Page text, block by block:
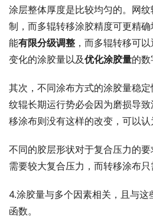
涂层整体厚度是比较均匀的。网
制，而多辊转移涂胶精度可更精
能有限分级调整 ，而多辊转移可
变化的涂胶量以及优化涂胶量的数
其次，不同涂布方式的涂胶量稳
纹辊长期运行势必会因为磨损导
移涂布则没有这样的改变，可以认
不同的胶层形状对于复合压力的
需要较大复合压力，而转移涂布只
4.涂胶量与多个因素相关，且与
函数。